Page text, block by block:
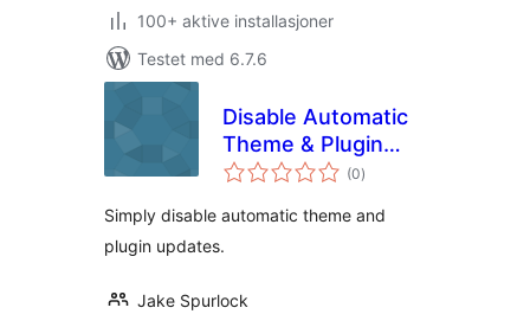
100+ aktive installasjoner
Testet med 6.7.6
Disable Automatic
Theme & Plugin
Updates
(0totale
vurderinger
)
Simply disable automatic theme and
plugin updates.
Jake Spurlock